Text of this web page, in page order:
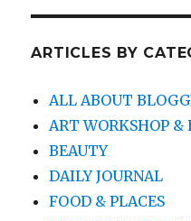
ARTICLES BY
ALL ABOUT
ART WORKSHOP
BEAUTY
DAILY JOURNAL
FOOD & PLACES